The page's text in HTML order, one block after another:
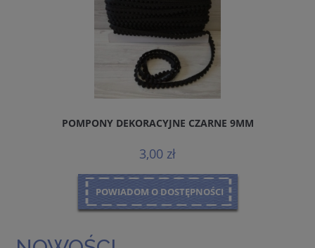
POMPONY DEKORACYJNE CZARNE 9MM
3,00 zł
POWIADOM O DOSTĘPNOŚCI